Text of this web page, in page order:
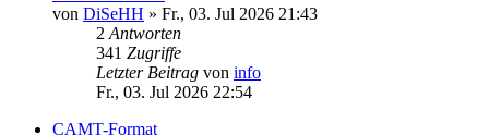
von DiSeHH » Fr., 03. Jul 2026 21:43
2 Antworten
341 Zugriffe
Letzter Beitrag von info
Fr., 03. Jul 2026 22:54
CAMT-Format